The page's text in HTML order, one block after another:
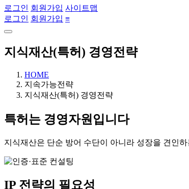
로그인 회원가입 사이트맵
로그인 회원가입 ≡
지식재산(특허) 경영전략
HOME
지속가능전략
지식재산(특허) 경영전략
특허는 경영자원 입니다
지식재산은 단순 방어 수단이 아니라 성장을 견인
IP 전략의 필요성